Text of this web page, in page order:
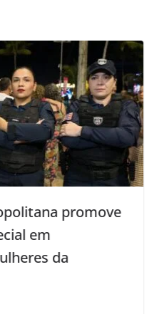
TJPB realiza
debater violência no
Paraíba nesta sexta-